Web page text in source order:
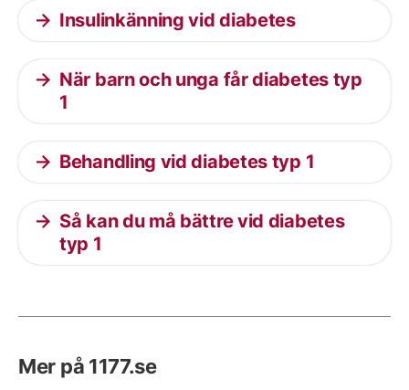
Insulinkänning vid diabetes
När barn och unga får diabetes typ
1
Behandling vid diabetes typ 1
Så kan du må bättre vid diabetes
typ 1
Mer på 1177.se